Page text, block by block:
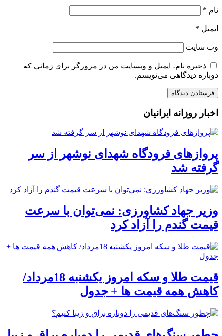
نام *
ایمیل *
وب‌ سایت
ذخیره نام، ایمیل و وبسایت من در مرورگر برای زمانی که
دوباره دیدگاهی می‌نویسم.
اخبار روزانه ایرانیان
پروازهای فرودگاه شهدای نوشهر از سر
گرفته شد
وزیر جهاد کشاورزی: نمی‌توان با سرعت
قیمت گندم را آزاد کرد
قیمت طلا و سکه امروز یکشنبه 18مرداد/
کاهش همه قیمت ها + جدول